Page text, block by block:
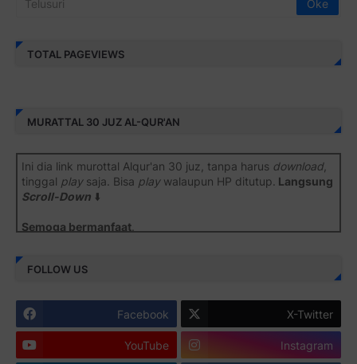
TOTAL PAGEVIEWS
MURATTAL 30 JUZ AL-QUR'AN
Ini dia link murottal Alqur'an 30 juz, tanpa harus download,
tinggal playsaja. Bisa playwalaupun HP ditutup. Langsung
Scroll-Down ⬇️
Semoga bermanfaat.
Juz 1 ⇨
Juz 3 ⇨ http://j.mp/2bFSrtF
Juz 4 ⇨ http://j.mp/2b8SXi3
FOLLOW US
Facebook X-Twitter
YouTube Instagram